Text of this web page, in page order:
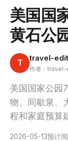
美国国
黄石公
T travel-
作者：
美国国家公园
物、间歇泉、
程和家庭预算
2026-05-13预计